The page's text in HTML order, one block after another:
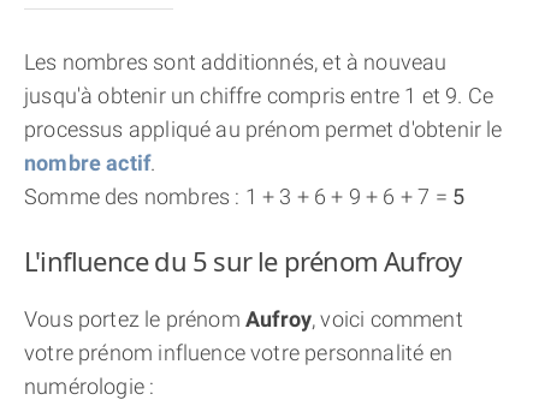
Les nombres sont additionnés, et à nouveau
jusqu'à obtenir un chiffre compris entre 1 et 9. Ce
processus appliqué au prénom permet d'obtenir le
nombre actif.
Somme des nombres : 1 + 3 + 6 + 9 + 6 + 7 = 5
L'influence du 5 sur le prénom Aufroy
Vous portez le prénom Aufroy, voici comment
votre prénom influence votre personnalité en
numérologie :